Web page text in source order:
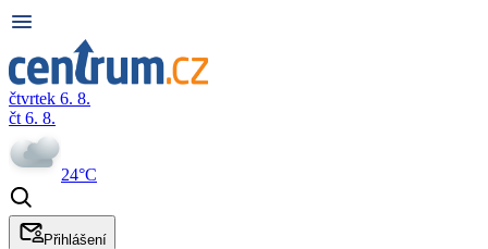
čtvrtek 6. 8.
čt 6. 8.
24°C
Přihlášení